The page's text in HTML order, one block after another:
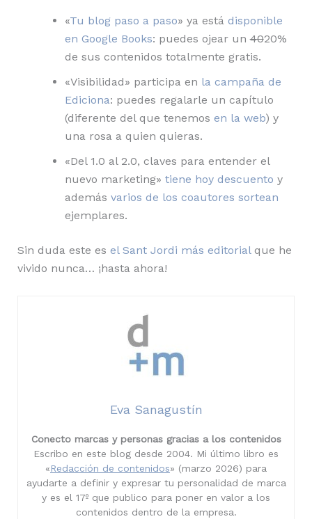
«Tu blog paso a paso» ya está disponible
en Google Books: puedes ojear un4020%
de sus contenidos totalmente gratis.
«Visibilidad» participa en la campaña de
Ediciona: puedes regalarle un capítulo
(diferente del que tenemos en la web) y
una rosa a quien quieras.
«Del 1.0 al 2.0, claves para entender el
nuevo marketing» tiene hoy descuento y
además varios de los coautores sortean
ejemplares.
Sin duda este es el Sant Jordi más editorialque he
vivido nunca… ¡hasta ahora!
Eva Sanagustín
Conecto marcas y personas gracias a los contenidos
Escribo en este blog desde 2004. Mi último libro es
«Redacción de contenidos» (marzo 2026) para
ayudarte a definir y expresar tu personalidad de marca
y es el 17º que publico para poner en valor a los
contenidos dentro de la empresa.